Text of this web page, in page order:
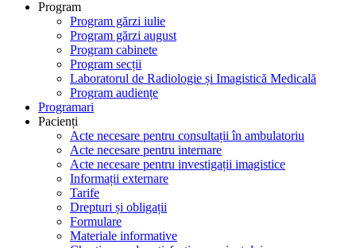
Program
Program gărzi iulie
Program gărzi august
Program cabinete
Program secții
Laboratorul de Radiologie și Imagistică Medicală
Program audiențe
Programari
Pacienți
Acte necesare pentru consultații în ambulatoriu
Acte necesare pentru internare
Acte necesare pentru investigații imagistice
Informații externare
Tarife
Drepturi și obligații
Formulare
Materiale informative